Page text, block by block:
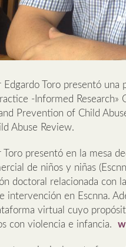
Edgardo Toro presentó
-Informed
Prevention of Child
Abuse Review.
Toro presentó en la mesa
de niños y niñas
doctoral relacionada con
intervención en Escnna.
virtual cuyo
con violencia e infancia.